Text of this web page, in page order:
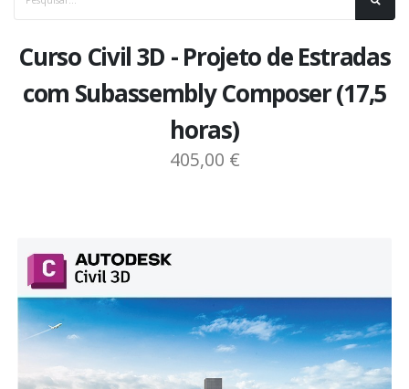
Curso Civil 3D - Projeto de Estradas
com Subassembly Composer (17,5
horas)
405,00 €